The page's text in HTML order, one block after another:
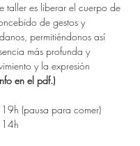
taller es liberar el cuerpo de
de gestos y
permitiéndonos así
más profunda y
y la expresión
en el pdf.)
(pausa para comer)